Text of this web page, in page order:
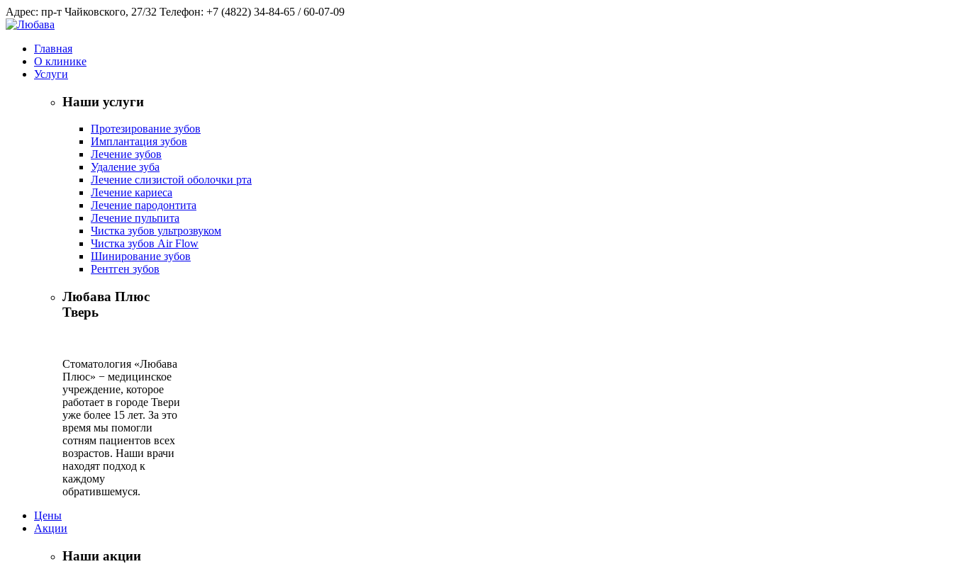
Адрес: пр-т Чайковского, 27/32 Телефон: +7 (4822) 34-84-65 / 60-07-09
Главная
О клинике
Услуги
Наши услуги
Протезирование зубов
Имплантация зубов
Лечение зубов
Удаление зуба
Лечение слизистой оболочки рта
Лечение кариеса
Лечение пародонтита
Лечение пульпита
Чистка зубов ультрозвуком
Чистка зубов Air Flow
Шинирование зубов
Рентген зубов
Любава Плюс
Тверь
Стоматология «Любава
Плюс» − медицинское
учреждение, которое
работает в городе Твери
уже более 15 лет. За это
время мы помогли
сотням пациентов всех
возрастов. Наши врачи
находят подход к
каждому
обратившемуся.
Цены
Акции
Наши акции